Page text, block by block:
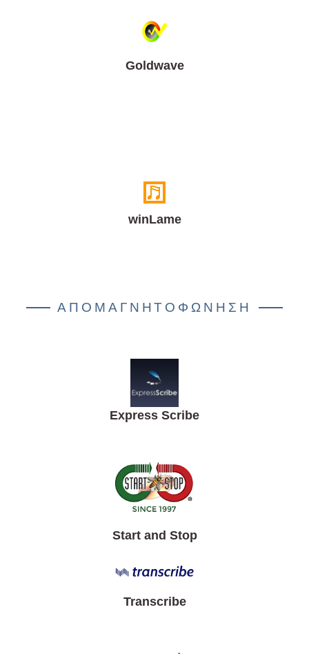
Goldwave
winLame
ΑΠΟΜΑΓΝΗΤΟΦΩΝΗΣΗ
Express Scribe
Start and Stop
Transcribe